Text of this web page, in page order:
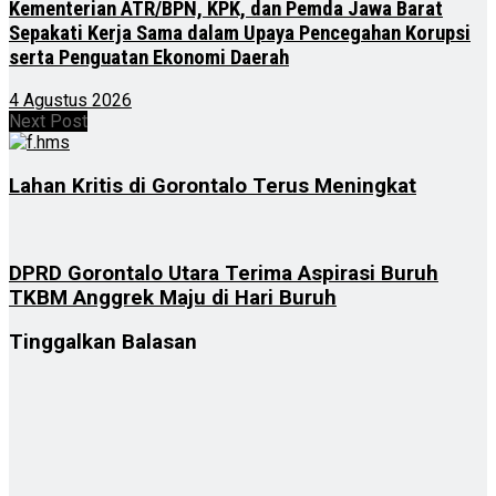
Kementerian ATR/BPN, KPK, dan Pemda Jawa Barat
Sepakati Kerja Sama dalam Upaya Pencegahan Korupsi
serta Penguatan Ekonomi Daerah
4 Agustus 2026
Next Post
Lahan Kritis di Gorontalo Terus Meningkat
DPRD Gorontalo Utara Terima Aspirasi Buruh
TKBM Anggrek Maju di Hari Buruh
Tinggalkan Balasan